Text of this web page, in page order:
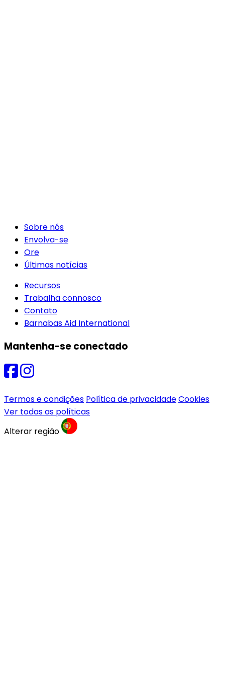
Sobre nós
Envolva-se
Ore
Últimas notícias
Recursos
Trabalha connosco
Contato
Barnabas Aid International
Mantenha-se conectado
Termos e condições Política de privacidadeCookies
Ver todas as políticas
Alterar região